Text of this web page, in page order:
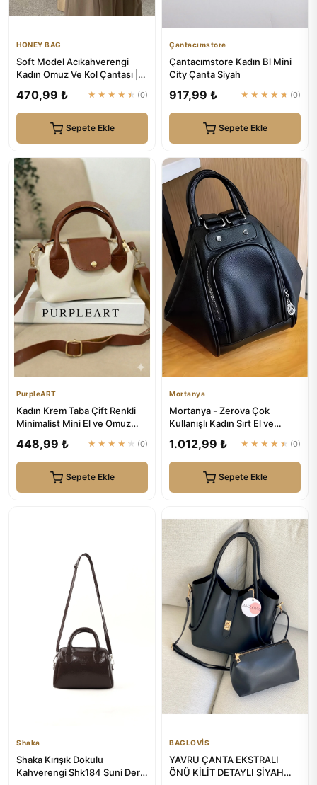
HONEY BAG
Soft Model Acıkahverengi
Kadın Omuz Ve Kol Çantası |
470,99 ₺ ★★★★★ (0)
Sepete Ekle
Çantacımstore
Çantacımstore Kadın Bl Mini
City Çanta Siyah
917,99 ₺ ★★★★★ (0)
Sepete Ekle
PurpleART
Kadın Krem Taba Çift Renkli
Minimalist Mini El ve Omuz
448,99 ₺ ★★★★★ (0)
Sepete Ekle
Mortanya
Mortanya - Zerova Çok
Kullanışlı Kadın Sırt El ve
1.012,99 ₺ ★★★★★ (0)
Sepete Ekle
Shaka
Shaka Kırışık Dokulu
Kahverengi Shk184 Suni Deri
BAGLOVİS
YAVRU ÇANTA EKSTRALI
ÖNÜ KİLİT DETAYLI SİYAH